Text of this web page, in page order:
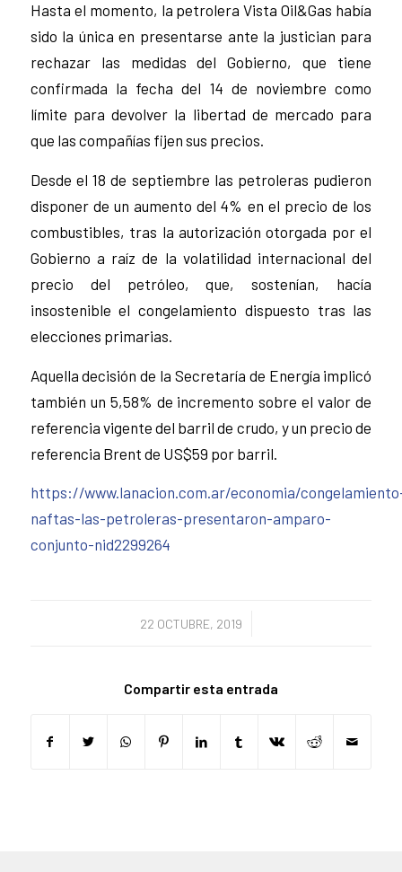
Hasta el momento, la petrolera Vista Oil&Gas había
sido la única en presentarse ante la justician para
rechazar las medidas del Gobierno, que tiene
confirmada la fecha del 14 de noviembre como
límite para devolver la libertad de mercado para
que las compañías fijen sus precios.
Desde el 18 de septiembre las petroleras pudieron
disponer de un aumento del 4% en el precio de los
combustibles, tras la autorización otorgada por el
Gobierno a raíz de la volatilidad internacional del
precio del petróleo, que, sostenían, hacía
insostenible el congelamiento dispuesto tras las
elecciones primarias.
Aquella decisión de la Secretaría de Energía implicó
también un 5,58% de incremento sobre el valor de
referencia vigente del barril de crudo, y un precio de
referencia Brent de US$59 por barril.
https://www.lanacion.com.ar/economia/
naftas-las-petroleras-presentaron-amparo-
conjunto-nid2299264
22 OCTUBRE, 2019
/
Compartir esta entrada